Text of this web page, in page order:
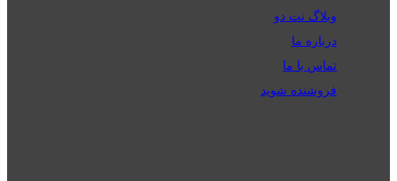
وبلاگ نت دو
درباره ما
تماس با ما
فروشنده شوید